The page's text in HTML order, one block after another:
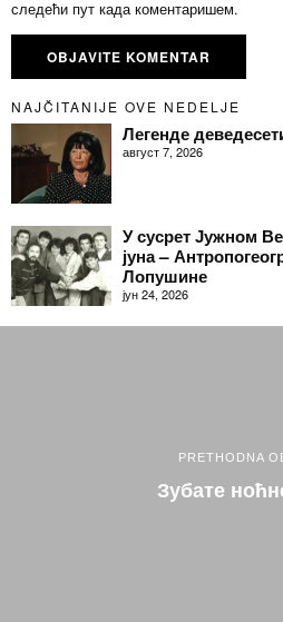
следећи пут када коментаришем.
NAJČITANIJE OVE NEDELJE
Легенде
август 7, 2026
У сусрет Јужном
јуна –
Лопушине
јун 24, 2026
PRETHODNA
Зубате